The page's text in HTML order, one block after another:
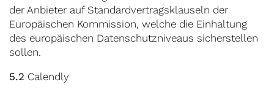
der Anbieter auf Standardvertragsklauseln der
Europäischen Kommission, welche die Einhaltung
des europäischen Datenschutzniveaus sicherstellen
sollen.
5.2 Calendly